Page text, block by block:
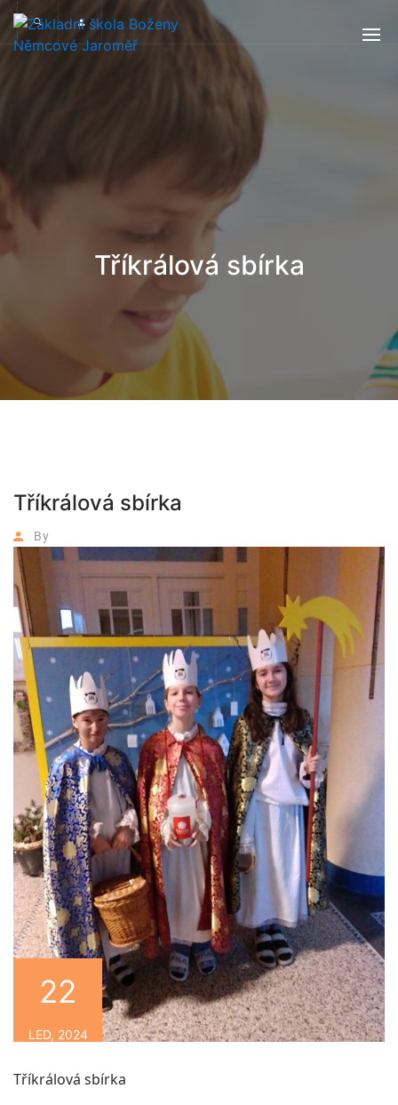
Tříkrálová sbírka
Tříkrálová sbírka
By
22
LED, 2024
Tříkrálová sbírka